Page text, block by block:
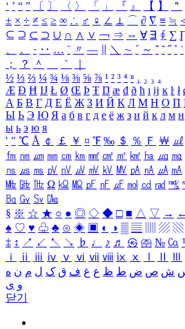
‘ ’ “ ” 〔 〕 〈 〉 「 」 『 』 【 】 ＂
± × ÷ ≠ ≤ ≥ ∞ ∴ ♂ ♀ ∠ ⊥ ⌒ ∂ ∇ ≡ ≒
⊆ ⊇ ⊂ ⊃ ∪ ∩ ∧ ∨ ￢ ⇒ ⇔ ∀ ∃ ∮ ∑
、
。 · ‥ … ¨ 〃 ― ＼ ∼ ´ ～ ˇ ˘ ˝ ˚ ˙
；
？ ＾ ｀
½ ⅓ ⅔ ¼ ¾ ⅛ ⅜ ⅝ ⅞ ¹ ² ³ ⁴ ⁿ ₁ ₂ ₃ ₄
Æ Ð Ħ Ĳ Ł Ø Œ Þ Ŧ Ŋ æ đ ð ħ ı ĳ ĸ ŀ ł
А Б В Г Д Е Ё Ж З И Й К Л М Н О П
Ы Ь Э Ю Я а б в г д е ё ж з и й к л м н
ы ь э ю я
′ ″ ℃ Å ￠ ￡ ￥ ¤ ℉ ‰ ＄ ％ Ｆ ￦ ㎕
㎙ ㎚ ㎛ ㎜ ㎝ ㎞ ㎟ ㎠ ㎡ ㎢ ㏊ ㎍ ㎎
㎱ ㎲ ㎳ ㎴ ㎵ ㎶ ㎷ ㎸ ㎹ ㎀ ㎁ ㎂ ㎃
㎒ ㎓ ㎔ Ω ㏀ ㏁ ㎊ ㎋ ㎌ ㏖ ㏅ ㎭ ㎮
㏃ ㏉ ㏜ ㏆
§ ※ ☆ ★ ○ ● ◎ ◇ ◆ □ ■ △ ▽ → ←
♠ ♡ ♥ ♧ ♣ ⊙ ◈ ▣ ◐ ◑ ▒ ▤ ▨ ▧
‡ ↕ ↗ ↙ ↖ ↘ ♭ ♩ ♪ ♬ ㉿ ㈜ № ㏇
ⅰ
ⅱ ⅲ ⅳ ⅴ ⅵ ⅶ ⅷ ⅸ ⅹ
ش ص ض ط ظ ع غ ف ق ک ل م ن ه
و ی
닫기